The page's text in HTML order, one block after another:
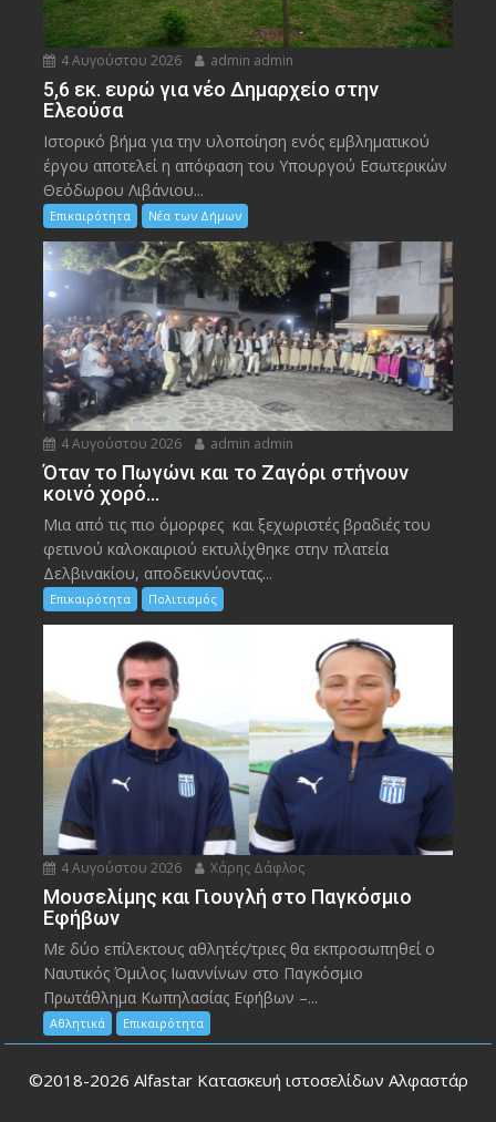
4 Αυγούστου 2026 admin admin
5,6 εκ. ευρώ για νέο Δημαρχείο στην
Ελεούσα
Ιστορικό βήμα για την υλοποίηση ενός εμβληματικού
έργου αποτελεί η απόφαση του Υπουργού Εσωτερικών
Θεόδωρου Λιβάνιου...
Επικαιρότητα Νέα των Δήμων
4 Αυγούστου 2026 admin admin
Όταν το Πωγώνι και το Ζαγόρι στήνουν
κοινό χορό…
Μια από τις πιο όμορφες και ξεχωριστές βραδιές του
φετινού καλοκαιριού εκτυλίχθηκε στην πλατεία
Δελβινακίου, αποδεικνύοντας...
Επικαιρότητα Πολιτισμός
4 Αυγούστου 2026 Χάρης Δάφλος
Μουσελίμης και Γιουγλή στο Παγκόσμιο
Εφήβων
Mε δύο επίλεκτους αθλητές/τριες θα εκπροσωπηθεί ο
Ναυτικός Όμιλος Ιωαννίνων στο Παγκόσμιο
Πρωτάθλημα Κωπηλασίας Εφήβων –...
Αθλητικά Επικαιρότητα
©2018-2026 Alfastar Κατασκευή ιστοσελίδων Αλφαστάρ